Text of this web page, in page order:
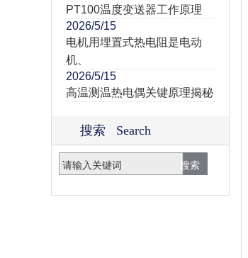
PT100温度变送器工作原理
2026/5/15
电机用埋置式热电阻是电动
机、
2026/5/15
高温测温热电偶关键原理揭秘
搜索 Search